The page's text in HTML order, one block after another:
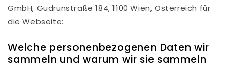
GmbH, Gudrunstraße 184, 1100 Wien, Österreich für
die Webseite:
Welche personenbezogenen Daten wir
sammeln und warum wir sie sammeln